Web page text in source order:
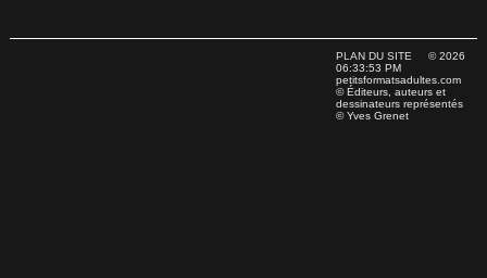
PLAN DU SITE © 2026
06:33:53 PM
petitsformatsadultes.com
© Éditeurs, auteurs et
dessinateurs représentés
© Yves Grenet